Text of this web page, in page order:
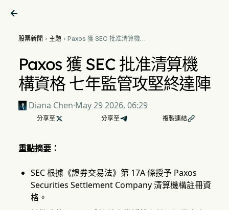

股票新聞  主題 Paxos 獲 SEC 批准清算機構
Paxos 獲 SEC 批准清算機
構資格 七年監管攻堅終達陣
Diana Chen·May 29 2026, 06:29
分享至  分享至 複製連結
重點摘要：
SEC 根據《證券交易法》第 17A 條授予 Paxos
Securities Settlement Company 清算機構註冊資
格。